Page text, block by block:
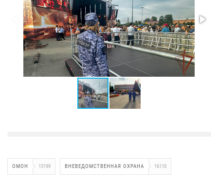
ОМОН 13199 ВНЕВЕДОМСТВЕННАЯ ОХРАНА 16110